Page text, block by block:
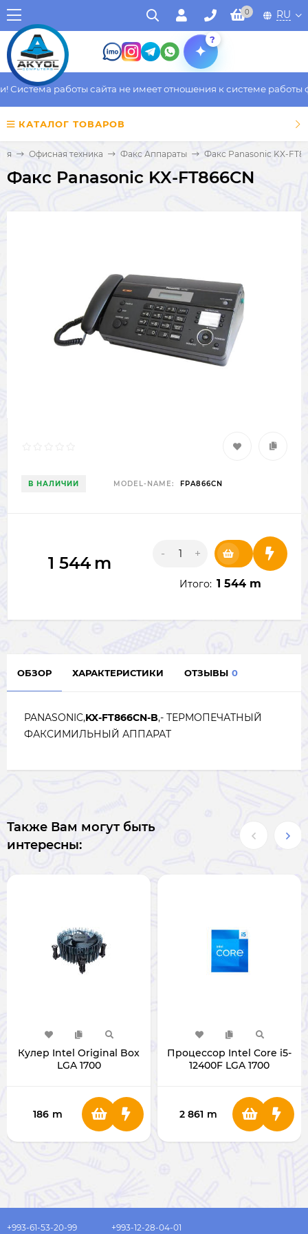
0 RU
?
работы сайта не имеет отношения к системе работы
КАТАЛОГ ТОВАРОВ
Офисная техника Факс Аппараты Факс Panasonic KX-
Факс Panasonic KX-FT866CN
В НАЛИЧИИ MODEL-NAME: FPA866CN
1 544 m - +
Итого: 1 544 m
ОБЗОР ХАРАКТЕРИСТИКИ ОТЗЫВЫ 0
PANASONIC,KX-FT866CN-B,- ТЕРМОПЕЧАТНЫЙ
ФАКСИМИЛЬНЫЙ АППАРАТ
Также Вам могут быть
интересны:
Кулер Intel Original Box
LGA 1700
186 m
Процессор Intel Core i5-
12400F LGA 1700
2 861 m
+993-61-53-20-99 +993-12-28-04-01